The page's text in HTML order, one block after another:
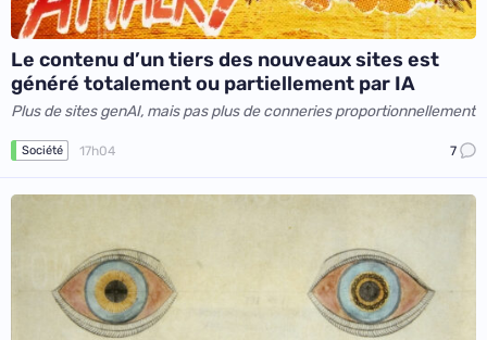
Le contenu d’un tiers des nouveaux sites est
généré totalement ou partiellement par IA
Plus de sites genAI, mais pas plus de conneries proportionnellement
Société 17h04 7